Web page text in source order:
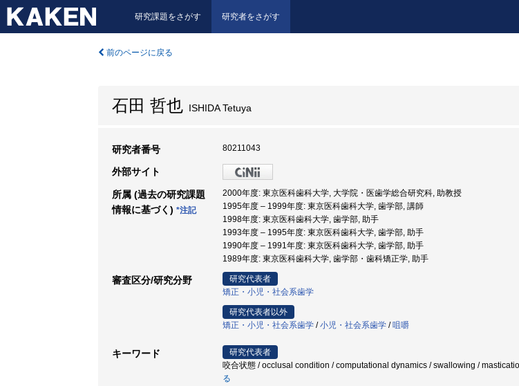
研究課題をさがす 研究者をさがす
前のページに戻る
石田 哲也 ISHIDA Tetuya
研究者番号 80211043
外部サイト
所属 (過去の研究課題
情報に基づく) *注記
2000年度: 東京医科歯科大学, 大学院・医歯学総合研究科, 助教授
1995年度 – 1999年度: 東京医科歯科大学, 歯学部, 講師
1998年度: 東京医科歯科大学, 歯学部, 助手
1993年度 – 1995年度: 東京医科歯科大学, 歯学部, 助手
1990年度 – 1991年度: 東京医科歯科大学, 歯学部, 助手
1989年度: 東京医科歯科大学, 歯学部・歯科矯正学, 助手
審査区分/研究分野
研究代表者
矯正・小児・社会系歯学
研究代表者以外
矯正・小児・社会系歯学 /小児・社会系歯学 /咀嚼
キーワード
研究代表者
咬合状態 / occlusal condition / computational dynamics / swallowing /
る